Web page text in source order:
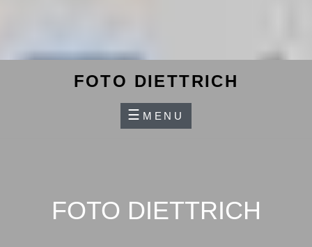
FOTO DIETTRICH
MENU
FOTO DIETTRICH